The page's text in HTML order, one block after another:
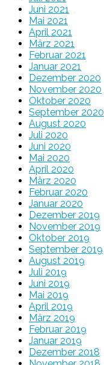
Juni 2021
Mai 2021
April 2021
März 2021
Februar 2021
Januar 2021
Dezember 2020
November 2020
Oktober 2020
September 2020
August 2020
Juli 2020
Juni 2020
Mai 2020
April 2020
März 2020
Februar 2020
Januar 2020
Dezember 2019
November 2019
Oktober 2019
September 2019
August 2019
Juli 2019
Juni 2019
Mai 2019
April 2019
März 2019
Februar 2019
Januar 2019
Dezember 2018